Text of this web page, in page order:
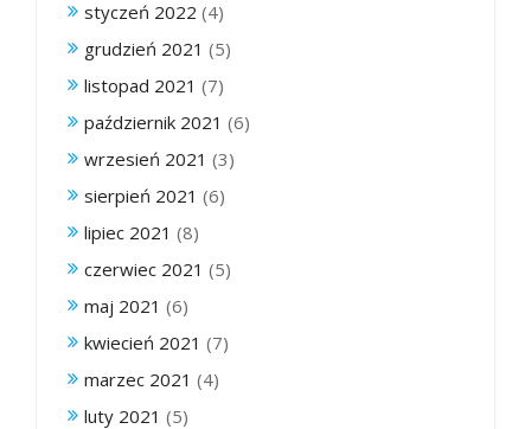
styczeń 2022 (4)
grudzień 2021 (5)
listopad 2021 (7)
październik 2021 (6)
wrzesień 2021 (3)
sierpień 2021 (6)
lipiec 2021 (8)
czerwiec 2021 (5)
maj 2021 (6)
kwiecień 2021 (7)
marzec 2021 (4)
luty 2021 (5)